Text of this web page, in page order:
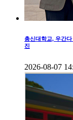
총신대학교, 우간
진
2026-08-07